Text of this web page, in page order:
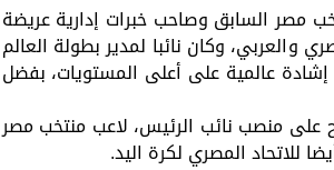
مصر السابق وصاحب خبرات إدارية عريضة
والعربي، وكان نائبا لمدير بطولة العالم
الأراضي المصرية عام 2021 والتي نالت إشادة عالمية على أعلى المستويات، بفضل
على منصب نائب الرئيس، لاعب منتخب مصر
للاتحاد المصري لكرة اليد.